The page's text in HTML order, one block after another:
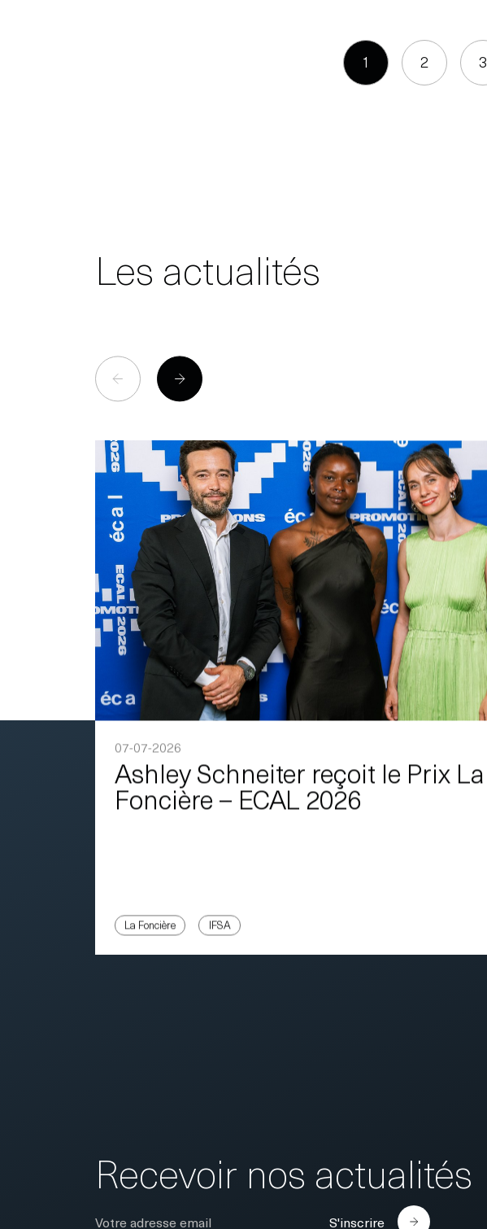
1 2 3
Les actualités
07-07-2026
Ashley Schneiter reçoit le Prix La
Foncière – ECAL 2026
La Foncière IFSA
Recevoir nos actualités
E-Mail S'inscrire